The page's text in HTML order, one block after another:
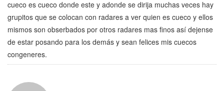
cueco es cueco donde este y adonde se dirija muchas veces hay
grupitos que se colocan con radares a ver quien es cueco y ellos
mismos son obserbados por otros radares mas finos así dejense
de estar posando para los demás y sean felices mis cuecos
congeneres.